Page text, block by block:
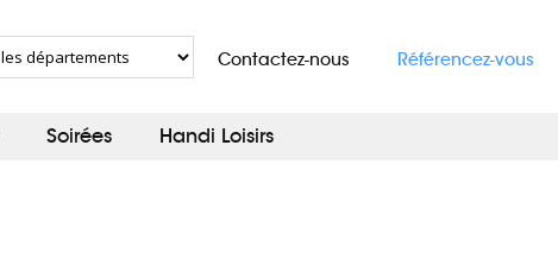
Contactez-nous Référencez-vous
Soirées Handi Loisirs